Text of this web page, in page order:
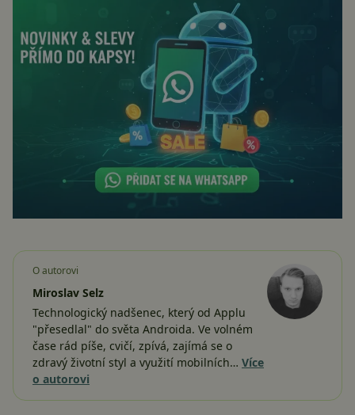
O autorovi
Miroslav Selz
Technologický nadšenec, který od Applu
"přesedlal" do světa Androida. Ve volném
čase rád píše, cvičí, zpívá, zajímá se o
zdravý životní styl a využití mobilních… Více
o autorovi